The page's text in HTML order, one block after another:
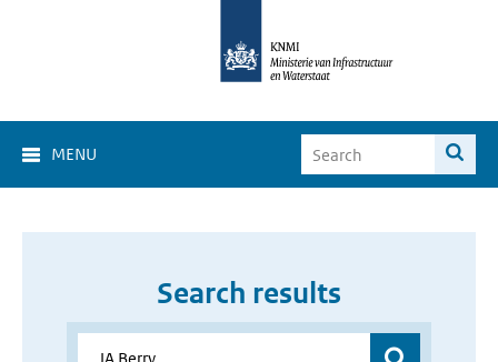
MENU
Search results